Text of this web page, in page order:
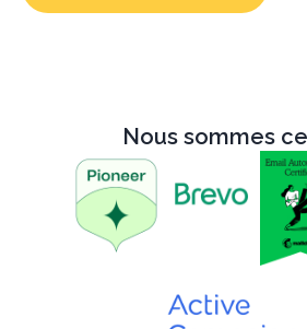
Nous sommes